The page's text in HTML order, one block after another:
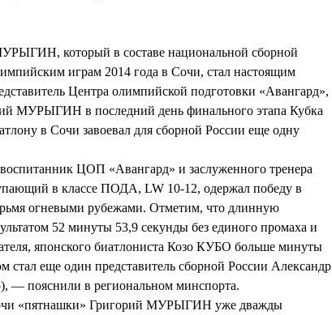
который в составе национальной сборной
играм 2014 года в Сочи, стал настоящим
Центра олимпийской подготовки «Авангард»,
МУРЫГИН в последний день финального этапа Кубка
в Сочи завоевал для сборной России еще одну
ЦОП «Авангард» и заслуженного тренера
в классе ПОДА, LW 10-12, одержал победу в
огневыми рубежами. Отметим, что длинную
52 минуты 53,9 секунды без единого промаха и
японского биатлониста Козо КУБО больше минуты
стал еще один представитель сборной России Александр
— пояснили в региональном минспорта.
«пятнашки» Григорий МУРЫГИН уже дважды